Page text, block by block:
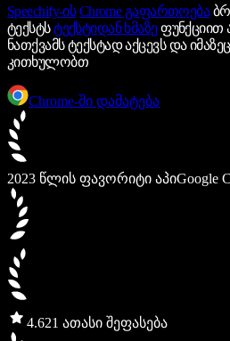
Speechify-ის Chrome გაფართოება
ტექსტსტექსტიდან ხმაზეფუნქციით
ნათქვამს ტექსტად აქცევს და
კითხულობთ
Chrome-ში დამატება
2023 წლის ფავორიტი აპიGoogle
4.621 ათასი შეფასება